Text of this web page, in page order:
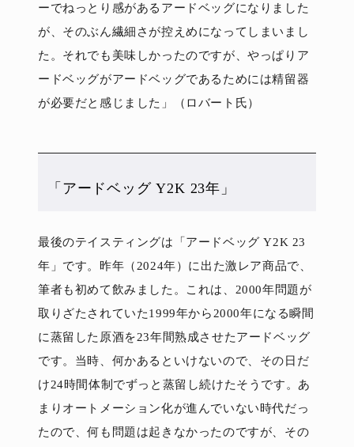
ーでねっとり感があるアードベッグになりました
が、そのぶん繊細さが控えめになってしまいまし
た。それでも美味しかったのですが、やっぱりア
ードベッグがアードベッグであるためには精留器
が必要だと感じました」（ロバート氏）
「アードベッグ Y2K 23年」
最後のテイスティングは「アードベッグ Y2K 23
年」です。昨年（2024年）に出た激レア商品で、
筆者も初めて飲みました。これは、2000年問題が
取りざたされていた1999年から2000年になる瞬間
に蒸留した原酒を23年間熟成させたアードベッグ
です。当時、何かあるといけないので、その日だ
け24時間体制でずっと蒸留し続けたそうです。あ
まりオートメーション化が進んでいない時代だっ
たので、何も問題は起きなかったのですが、その